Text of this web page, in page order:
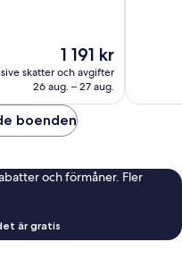
Priset
är
1 191 kr
1 191 kr
skatter och avgifter
26 aug. – 27 aug.
boenden
och förmåner. Fler
är gratis